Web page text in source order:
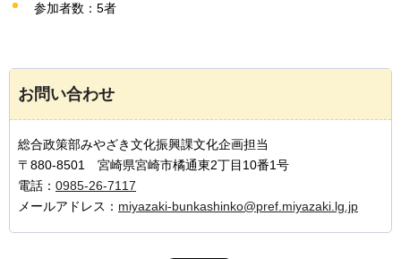
参加者数：5者
お問い合わせ
総合政策部みやざき文化振興課文化企画担当
〒880-8501 宮崎県宮崎市橘通東2丁目10番1号
電話： 0985-26-7117
メールアドレス： miyazaki-bunkashinko@pref.miyazaki.lg.jp